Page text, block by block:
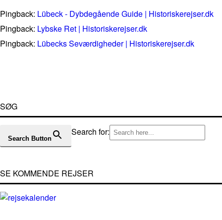
Pingback: Lübeck - Dybdegående Guide | Historiskerejser.dk
Pingback: Lybske Ret | Historiskerejser.dk
Pingback: Lübecks Seværdigheder | Historiskerejser.dk
SØG
Search for:
Search Button
SE KOMMENDE REJSER